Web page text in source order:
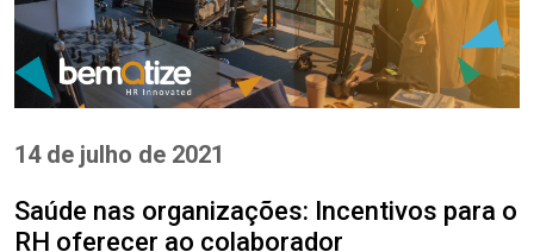
14 de julho de 2021
Saúde nas organizações: Incentivos para o
RH oferecer ao colaborador